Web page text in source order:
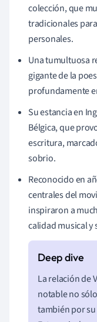
colección, que
tradicionales
personales.
Una tumultuosa
gigante de la
profundamente
Su estancia en
Bélgica, que
escritura,
sobrio.
Reconocido en
centrales del
inspiraron a
calidad musical y
La relación de
notable no
también por